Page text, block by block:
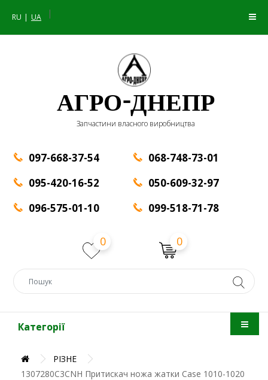
RU UA |
АГРО-ДНЕПР
Запчастини власного виробництва
097-668-37-54
095-420-16-52
096-575-01-10
068-748-73-01
050-609-32-97
099-518-71-78
0 0
Категорії
РІЗНЕ
1307280C3CNH Притискач ножа жатки Case 1010-1020